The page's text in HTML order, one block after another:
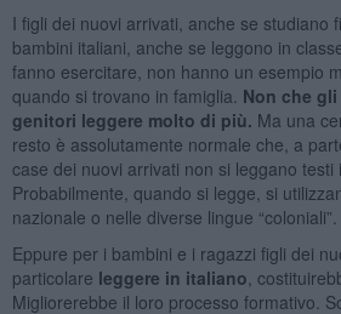
I figli dei nuovi arrivati, anche se studiano
bambini italiani, anche se leggono in
fanno esercitare, non hanno un esempio
quando si trovano in famiglia. Non che
genitori leggere molto di più. Ma una
resto è assolutamente normale che, a
case dei nuovi arrivati non si leggano testi
Probabilmente, quando si legge, si
nazionale o nelle diverse lingue “coloniali”.
Eppure per i bambini e i ragazzi figli dei
particolare leggere in italiano ,
Migliorerebbe il loro processo formativo.